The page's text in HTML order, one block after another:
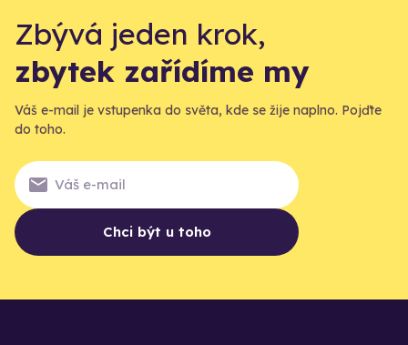
Zbývá jeden krok,
zbytek zařídíme my
Váš e-mail je vstupenka do světa, kde se žije naplno. Pojďte
do toho.
Chci být u toho